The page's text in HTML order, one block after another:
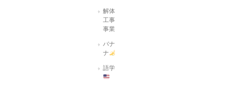
解体
工事
事業
バナ
ナ
語学